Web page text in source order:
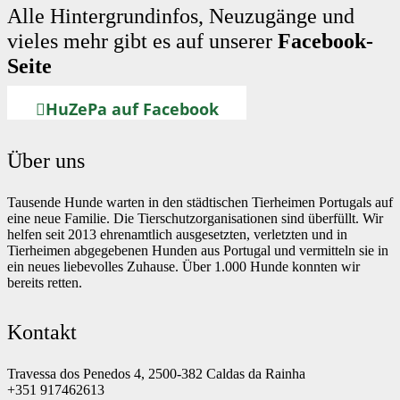
Alle Hintergrundinfos, Neuzugänge und
vieles mehr gibt es auf unserer Facebook-
Seite
HuZePa auf Facebook
Über uns
Tausende Hunde warten in den städtischen Tierheimen Portugals auf
eine neue Familie. Die Tierschutzorganisationen sind überfüllt. Wir
helfen seit 2013 ehrenamtlich ausgesetzten, verletzten und in
Tierheimen abgegebenen Hunden aus Portugal und vermitteln sie in
ein neues liebevolles Zuhause. Über 1.000 Hunde konnten wir
bereits retten.
Kontakt
Travessa dos Penedos 4, 2500-382 Caldas da Rainha
+351 917462613